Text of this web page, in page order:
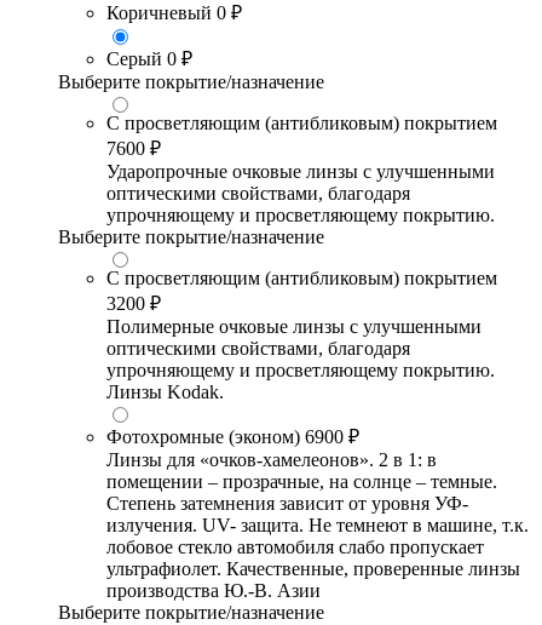
Коричневый 0 ₽
Серый 0 ₽
Выберите покрытие/назначение
С просветляющим (антибликовым) покрытием
7600 ₽
Ударопрочные очковые линзы с улучшенными
оптическими свойствами, благодаря
упрочняющему и просветляющему покрытию.
Выберите покрытие/назначение
С просветляющим (антибликовым) покрытием
3200 ₽
Полимерные очковые линзы с улучшенными
оптическими свойствами, благодаря
упрочняющему и просветляющему покрытию.
Линзы Kodak.
Фотохромные (эконом) 6900 ₽
Линзы для «очков-хамелеонов». 2 в 1: в
помещении – прозрачные, на солнце – темные.
Степень затемнения зависит от уровня УФ-
излучения. UV- защита. Не темнеют в машине, т.к.
лобовое стекло автомобиля слабо пропускает
ультрафиолет. Качественные, проверенные линзы
производства Ю.-В. Азии
Выберите покрытие/назначение